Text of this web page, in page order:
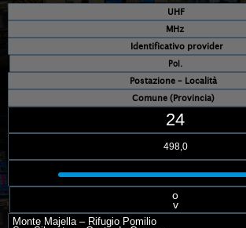
UHF
MHz
Identificativo provider
Pol.
Postazione – Località
Comune (Provincia)
24
498,0
o
v
Monte Majella – Rifugio Pomilio